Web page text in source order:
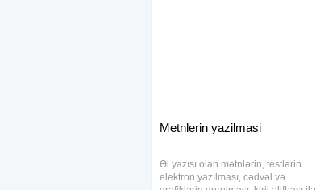
Metnlerin yazilmasi
Əl yazısı olan mətnlərin, testlərin
elektron yazılması, cədvəl və